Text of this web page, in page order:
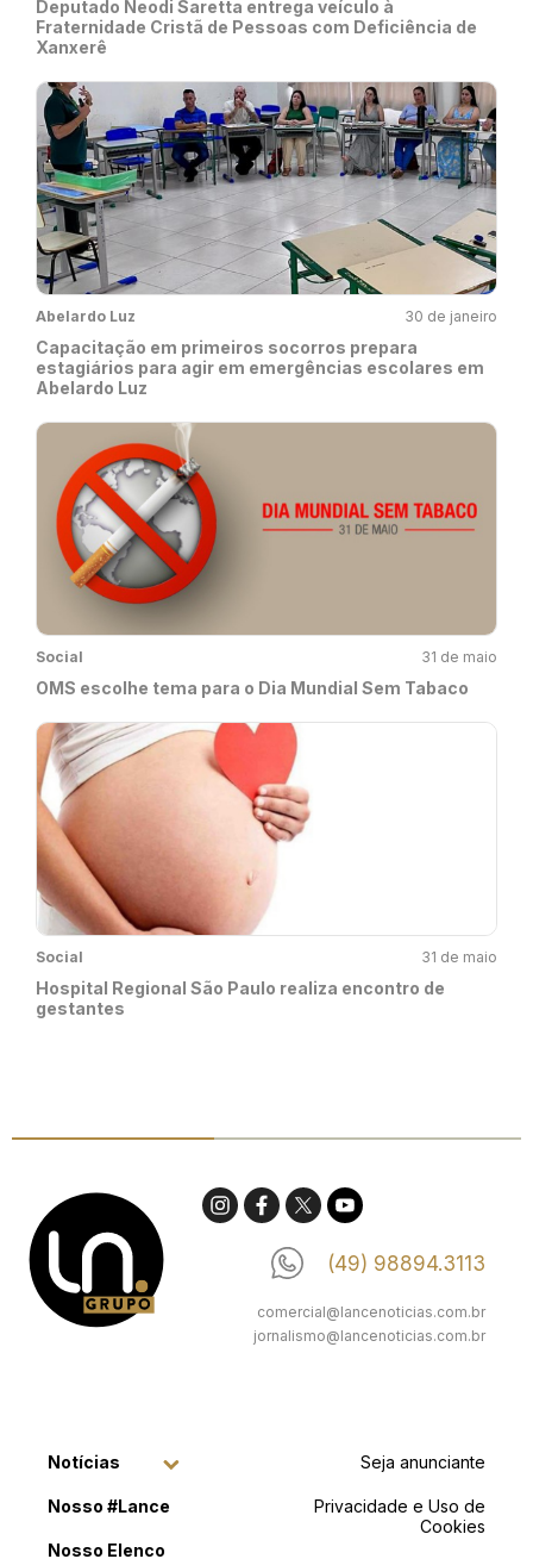
Deputado Neodi Saretta entrega veículo à
Fraternidade Cristã de Pessoas com Deficiência de
Xanxerê
Abelardo Luz 30 de janeiro
Capacitação em primeiros socorros prepara
estagiários para agir em emergências escolares em
Abelardo Luz
Social 31 de maio
OMS escolhe tema para o Dia Mundial Sem Tabaco
Social 31 de maio
Hospital Regional São Paulo realiza encontro de
gestantes
(49) 98894.3113
comercial@lancenoticias.com.br
jornalismo@lancenoticias.com.br
Notícias
Nosso #Lance
Nosso Elenco
Seja anunciante
Privacidade e Uso de
Cookies